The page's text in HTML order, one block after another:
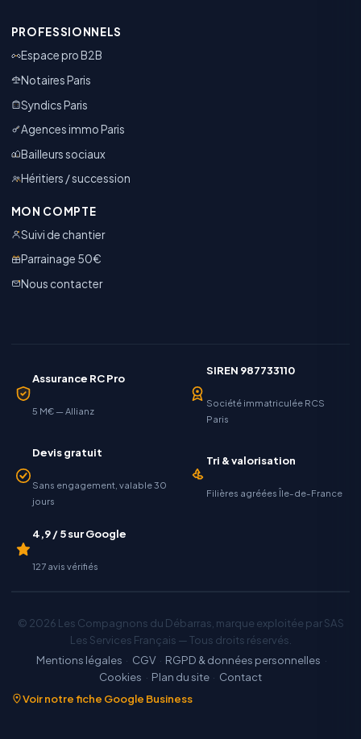
PROFESSIONNELS
Espace pro B2B
Notaires Paris
Syndics Paris
Agences immo Paris
Bailleurs sociaux
Héritiers / succession
MON COMPTE
Suivi de chantier
Parrainage 50€
Nous contacter
Assurance RC Pro
5 M€ — Allianz
SIREN 987733110
Société immatriculée RCS
Paris
Devis gratuit
Sans engagement, valable 30
jours
Tri & valorisation
Filières agréées Île-de-France
4,9 / 5 sur Google
127 avis vérifiés
© 2026 Les Compagnons du Débarras, marque exploitée par SAS
Les Services Français — Tous droits réservés.
Mentions légales · CGV · RGPD & données personnelles ·
Cookies · Plan du site · Contact
Voir notre fiche Google Business